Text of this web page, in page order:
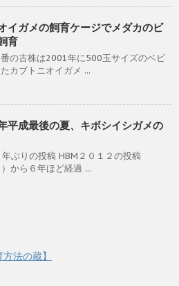
イガメの飼育ケージでメダカのビ
育
の古株は2001年に500玉サイズのベビ
カブトニオイガメ ...
平成最後の夏、キボシイシガメの
ぶりの投稿 HBM２０１２の投稿
から６年ほど経過 ...
法の蔵】